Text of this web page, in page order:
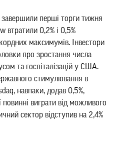
завершили перші торги тижня
втратили 0,2% і 0,5%
максимумів. Інвестори
про зростання числа
та госпіталізацій у США.
стимулювання в
навпаки, додав 0,5%,
повинні виграти від можливого
сектор відступив на 2,4%